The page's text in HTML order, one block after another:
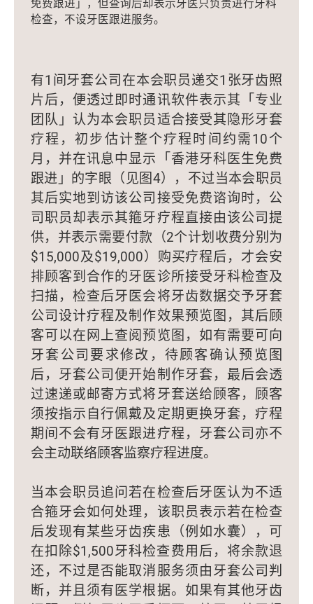
免费跟进」，但查询后却表示牙医只负责进行牙科
检查，不设牙医跟进服务。
有1间牙套公司在本会职员递交1张牙齿照
片后，便透过即时通讯软件表示其「专业
团队」认为本会职员适合接受其隐形牙套
疗程，初步估计整个疗程时间约需10个
月，并在讯息中显示「香港牙科医生免费
跟进」的字眼（见图4），不过当本会职员
其后实地到访该公司接受免费谘询时，公
司职员却表示其箍牙疗程直接由该公司提
供，并表示需要付款（2个计划收费分别为
$15,000及$19,000）购买疗程后，才会安
排顾客到合作的牙医诊所接受牙科检查及
扫描，检查后牙医会将牙齿数据交予牙套
公司设计疗程及制作效果预览图，其后顾
客可以在网上查阅预览图，如有需要可向
牙套公司要求修改，待顾客确认预览图
后，牙套公司便开始制作牙套，最后会透
过速递或邮寄方式将牙套送给顾客，顾客
须按指示自行佩戴及定期更换牙套，疗程
期间不会有牙医跟进疗程，牙套公司亦不
会主动联络顾客监察疗程进度。
当本会职员追问若在检查后牙医认为不适
合箍牙会如何处理，该职员表示若在检查
后发现有某些牙齿疾患（例如水囊），可
在扣除$1,500牙科检查费用后，将余款退
还，不过是否能取消服务须由牙套公司判
断，并且须有医学根据。如果有其他牙齿